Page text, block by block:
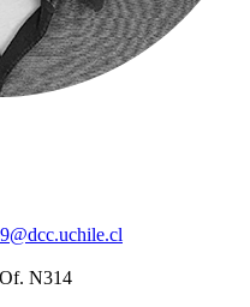
Of. N314